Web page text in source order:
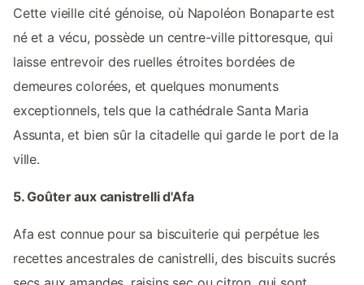
Cette vieille cité génoise, où Napoléon Bonaparte est
né et a vécu, possède un centre-ville pittoresque, qui
laisse entrevoir des ruelles étroites bordées de
demeures colorées, et quelques monuments
exceptionnels, tels que la cathédrale Santa Maria
Assunta, et bien sûr la citadelle qui garde le port de la
ville.
5. Goûter aux canistrelli d'Afa
Afa est connue pour sa biscuiterie qui perpétue les
recettes ancestrales de canistrelli, des biscuits sucrés